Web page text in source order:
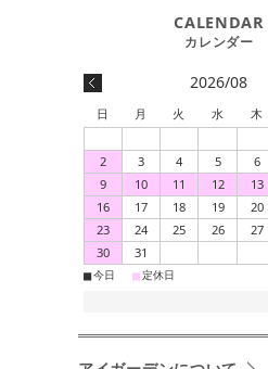
2026/08
日 月 火 水 木
2
3 4 5 6
9
10 11 12 13
16
17 18 19 20
23
24 25 26 27
30
31
■今日 ■定休日